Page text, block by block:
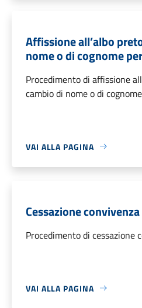
Affissione all’albo
nome o di cognome
Procedimento di affissione
cambio di nome o di
VAI ALLA PAGINA
Cessazione
Procedimento di cessazione
VAI ALLA PAGINA